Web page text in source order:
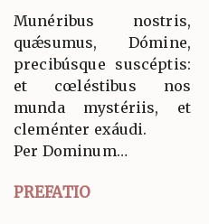
Munéribus nostris,
quǽsumus, Dómine,
precibúsque suscéptis:
et cœléstibus nos
munda mystériis, et
cleménter exáudi.
Per Dominum…
PREFATIO